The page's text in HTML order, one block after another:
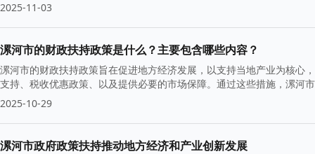
2025-11-03
漯河市的财政扶持政策是什么？主要包含哪些内容？
漯河市的财政扶持政策旨在促进地方经济发展，以支持当地产业为核心
支持、税收优惠政策、以及提供必要的市场保障。通过这些措施，漯河
2025-10-29
漯河市政府政策扶持推动地方经济和产业创新发展